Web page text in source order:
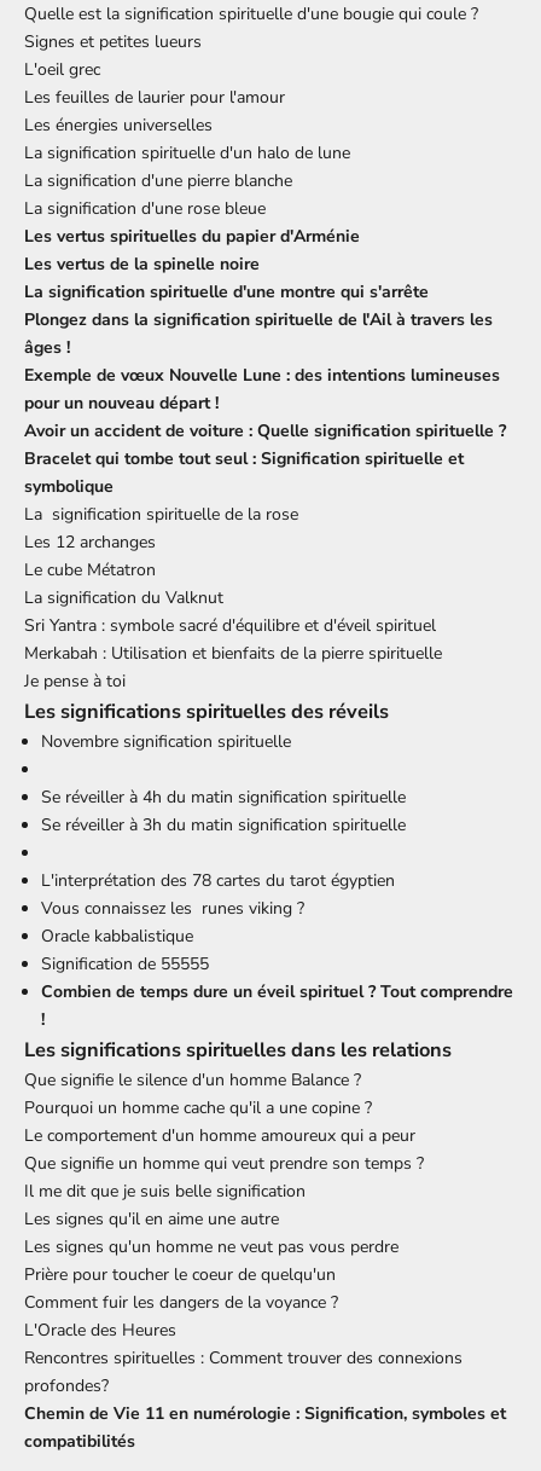
Quelle est la signification spirituelle d'une bougie qui coule ?
Signes et petites lueurs
L'oeil grec
Les feuilles de laurier pour l'amour
Les énergies universelles
La signification spirituelle d'un halo de lune
La signification d'une pierre blanche
La signification d'une rose bleue
Les vertus spirituelles du papier d'Arménie
Les vertus de la spinelle noire
La signification spirituelle d'une montre qui s'arrête
Plongez dans la signification spirituelle de l'Ail à travers les
âges !
Exemple de vœux Nouvelle Lune : des intentions lumineuses
pour un nouveau départ !
Avoir un accident de voiture : Quelle signification spirituelle ?
Bracelet qui tombe tout seul : Signification spirituelle et
symbolique
La signification spirituelle de la rose
Les 12 archanges
Le cube Métatron
La signification du Valknut
Sri Yantra : symbole sacré d'équilibre et d'éveil spirituel
Merkabah : Utilisation et bienfaits de la pierre spirituelle
Je pense à toi
Les significations spirituelles des réveils
Novembre signification spirituelle
Se réveiller à 4h du matin signification spirituelle
Se réveiller à 3h du matin signification spirituelle
L'interprétation des 78 cartes du tarot égyptien
Vous connaissez les runes viking ?
Oracle kabbalistique
Signification de 55555
Combien de temps dure un éveil spirituel ? Tout comprendre
!
Les significations spirituelles dans les relations
Que signifie le silence d'un homme Balance ?
Pourquoi un homme cache qu'il a une copine ?
Le comportement d'un homme amoureux qui a peur
Que signifie un homme qui veut prendre son temps ?
Il me dit que je suis belle signification
Les signes qu'il en aime une autre
Les signes qu'un homme ne veut pas vous perdre
Prière pour toucher le coeur de quelqu'un
Comment fuir les dangers de la voyance ?
L'Oracle des Heures
Rencontres spirituelles : Comment trouver des connexions
profondes?
Chemin de Vie 11 en numérologie : Signification, symboles et
compatibilités